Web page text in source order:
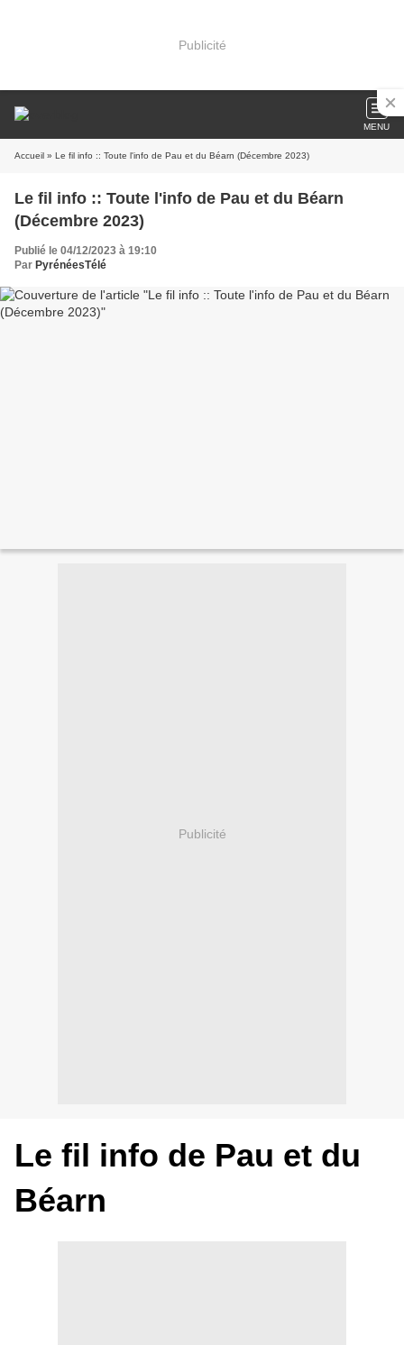
Publicité
MENU
Accueil » Le fil info :: Toute l'info de Pau et du Béarn (Décembre 2023)
Le fil info :: Toute l'info de Pau et du Béarn
(Décembre 2023)
Publié le 04/12/2023 à 19:10
Par PyrénéesTélé
Publicité
Le fil info de Pau et du
Béarn